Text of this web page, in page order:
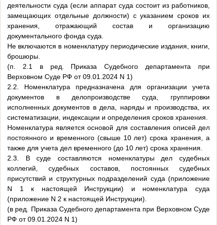
деятельности суда (если аппарат суда состоит из работников,
замещающих отдельные должности) с указанием сроков их
хранения, отражающий состав и организацию
документального фонда суда.
Не включаются в номенклатуру периодические издания, книги,
брошюры.
(п. 2.1 в ред. Приказа Судебного департамента при
Верховном Суде РФ от 09.01.2024 N 1)
2.2. Номенклатура предназначена для организации учета
документов в делопроизводстве суда, группировки
исполненных документов в дела, наряды и производства, их
систематизации, индексации и определения сроков хранения.
Номенклатура является основой для составления описей дел
постоянного и временного (свыше 10 лет) срока хранения, а
также для учета дел временного (до 10 лет) срока хранения.
2.3. В суде составляются номенклатуры дел судебных
коллегий, судебных составов, постоянных судебных
присутствий и структурных подразделений суда (приложение
N 1 к настоящей Инструкции) и номенклатура суда
(приложение N 2 к настоящей Инструкции).
(в ред. Приказа Судебного департамента при Верховном Суде
РФ от 09.01.2024 N 1)